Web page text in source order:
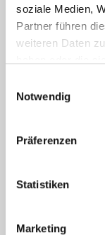
soziale Medien,
Partner führen
weiteren Daten
Notwendig
Präferenzen
Statistiken
Marketing
ANGEBOT
€100,00